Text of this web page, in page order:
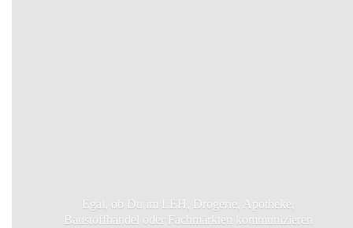
Egal, ob Du im LEH, Drogerie, Apotheke,
Baustoffhandel oder Fachmärkten kommunizieren